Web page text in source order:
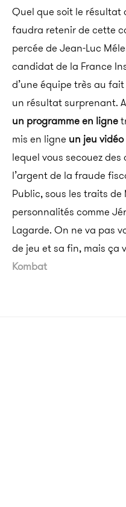
Quel que soit le résultat
faudra retenir de cette
percée de Jean-Luc
candidat de la France
d’une équipe très au
un résultat surprenant.
un programme en ligne
mis en ligne un jeu
lequel vous secouez
l’argent de la fraude
Public, sous les traits de
personnalités comme
Lagarde. On ne va pas
de jeu et sa fin, mais ça
Kombat